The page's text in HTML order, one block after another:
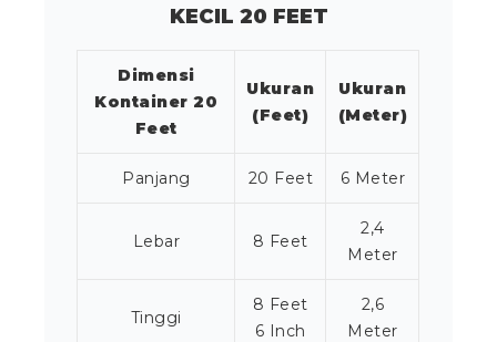
KECIL 20 FEET
Dimensi
Kontainer 20
Feet
Ukuran
(Feet)
Ukuran
(Meter)
Panjang 20 Feet 6 Meter
Lebar 8 Feet
2,4
Meter
Tinggi
8 Feet
6 Inch
2,6
Meter